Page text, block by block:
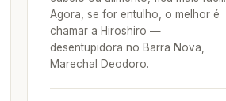
Agora, se for entulho, o melhor é
chamar a Hiroshiro —
desentupidora no Barra Nova,
Marechal Deodoro.